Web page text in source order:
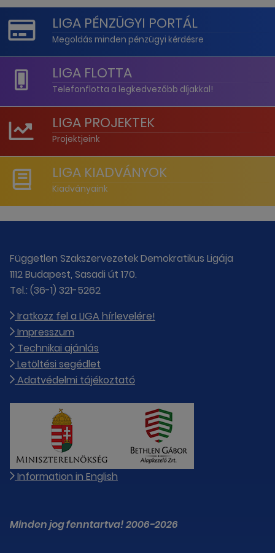
LIGA PÉNZÜGYI PORTÁL
Megoldás minden pénzügyi kérdésre
LIGA FLOTTA
Telefonflotta a legkedvezőbb díjakkal!
LIGA PROJEKTEK
Projektjeink
LIGA KIADVÁNYOK
Kiadványaink
Független Szakszervezetek Demokratikus Ligája
1112 Budapest, Sasadi út 170.
Tel.: (36-1) 321-5262
Iratkozz fel a LIGA hírlevelére!
Impresszum
Technikai ajánlás
Letöltési segédlet
Adatvédelmi tájékoztató
Information in English
Minden jog fenntartva! 2006-2026